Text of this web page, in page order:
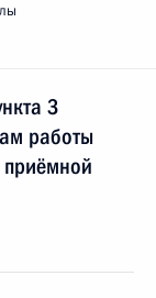
3
работы